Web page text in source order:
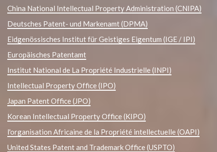
China National Intellectual Property Administration (CNIPA)
Deutsches Patent- und Markenamt (DPMA)
Eidgenössisches Institut für Geistiges Eigentum (IGE / IPI)
Europäisches Patentamt
Institut National de La Propriété Industrielle (INPI)
Intellectual Property Office (IPO)
Japan Patent Office (JPO)
Korean Intellectual Property Office (KIPO)
l'organisation Africaine de la Propriété intellectuelle (OAPI)
United States Patent and Trademark Office (USPTO)